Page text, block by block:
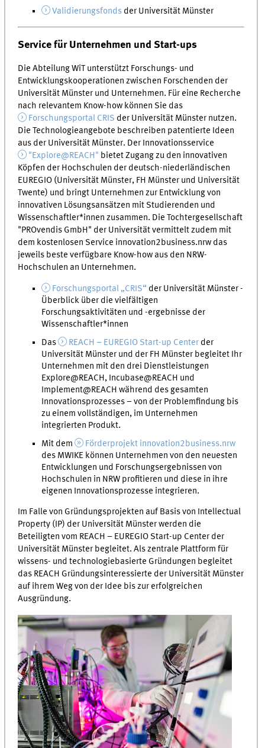
Validierungsfonds der Universität Münster
Service für Unternehmen und Start-ups
Die Abteilung WiT unterstützt Forschungs- und
Entwicklungskooperationen zwischen Forschenden der
Universität Münster und Unternehmen. Für eine Recherche
nach relevantem Know-how können Sie das
Forschungsportal CRIS der Universität Münster nutzen.
Die Technologieangebote beschreiben patentierte Ideen
aus der Universität Münster. Der Innovationsservice
"Explore@REACH" bietet Zugang zu den innovativen
Köpfen der Hochschulen der deutsch-niederländischen
EUREGIO (Universität Münster, FH Münster und Universität
Twente) und bringt Unternehmen zur Entwicklung von
innovativen Lösungsansätzen mit Studierenden und
Wissenschaftler*innen zusammen. Die Tochtergesellschaft
"PROvendis GmbH" der Universität vermittelt zudem mit
dem kostenlosen Service innovation2business.nrw das
jeweils beste verfügbare Know-how aus den NRW-
Hochschulen an Unternehmen.
Forschungsportal „CRIS“ der Universität Münster -
Überblick über die vielfältigen
Forschungsaktivitäten und -ergebnisse der
Wissenschaftler*innen
Das
REACH – EUREGIO Start-up Center der
Universität Münster und der FH Münster begleitet Ihr
Unternehmen mit den drei Dienstleistungen
Explore@REACH, Incubase@REACH und
Implement@REACH während des gesamten
Innovationsprozesses – von der Problemfindung bis
zu einem vollständigen, im Unternehmen
integrierten Produkt.
Mit dem
Förderprojekt innovation2business.nrw
des MWIKE können Unternehmen von den neuesten
Entwicklungen und Forschungsergebnissen von
Hochschulen in NRW profitieren und diese in ihre
eigenen Innovationsprozesse integrieren.
Im Falle von Gründungsprojekten auf Basis von Intellectual
Property (IP) der Universität Münster werden die
Beteiligten vom REACH – EUREGIO Start-up Center der
Universität Münster begleitet. Als zentrale Plattform für
wissens- und technologiebasierte Gründungen begleitet
das REACH Gründungsinteressierte der Universität Münster
auf ihrem Weg von der Idee bis zur erfolgreichen
Ausgründung.